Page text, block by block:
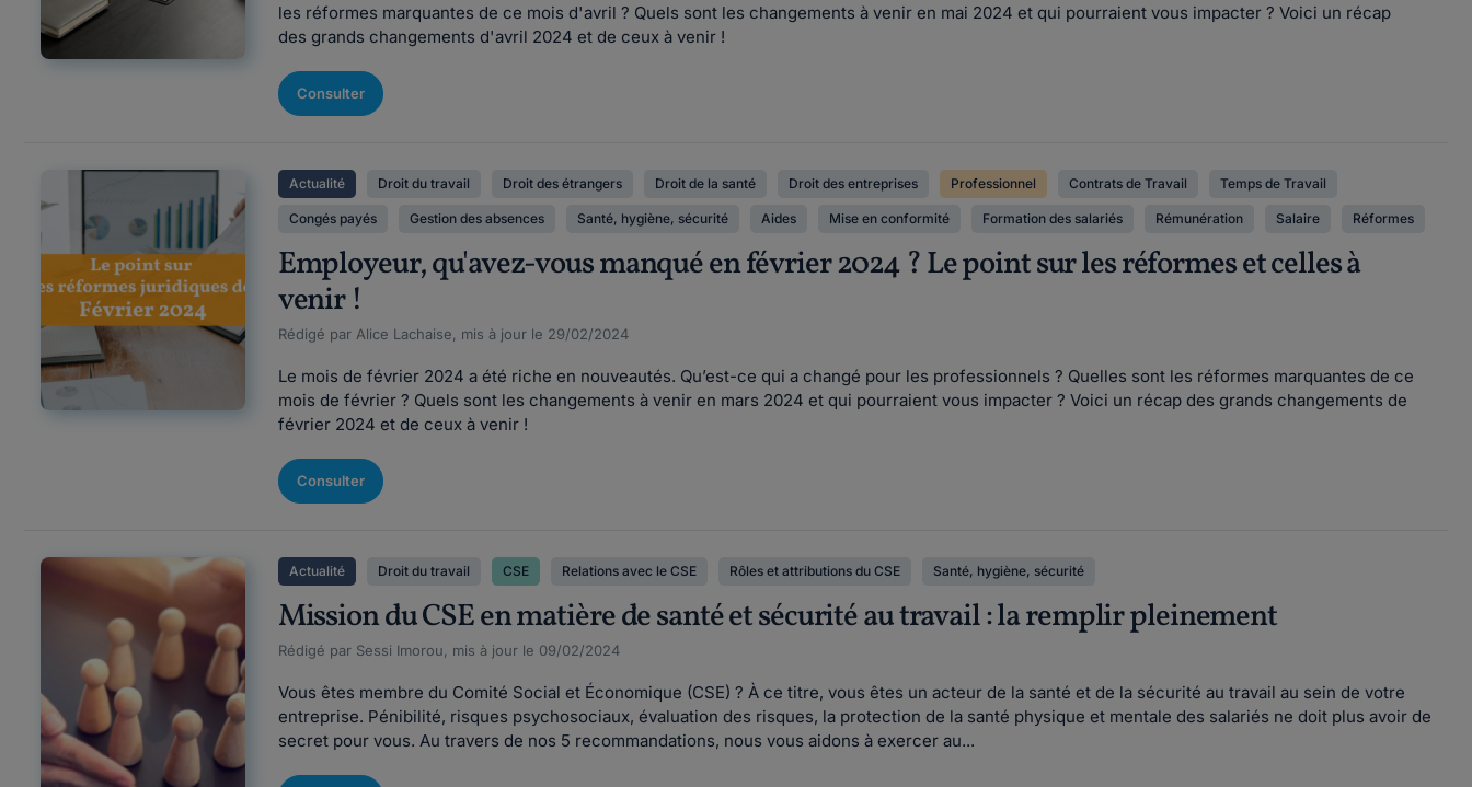
les réformes marquantes de ce mois d'avril ? Quels sont les changements à venir en mai 2024 et qui pourraient vous impacter ? Voici un récap
des grands changements d'avril 2024 et de ceux à venir !
Consulter
Actualité Droit du travail Droit des étrangers Droit de la santé Droit des entreprises Professionnel Contrats de Travail Temps de Travail
Congés payés Gestion des absences Santé, hygiène, sécurité Aides Mise en conformité Formation des salariés Rémunération Salaire Réformes
Employeur, qu'avez-vous manqué en février 2024 ? Le point sur les réformes et celles à
venir !
Rédigé par Alice Lachaise, mis à jour le 29/02/2024
Le mois de février 2024 a été riche en nouveautés. Qu’est-ce qui a changé pour les professionnels ? Quelles sont les réformes marquantes de ce
mois de février ? Quels sont les changements à venir en mars 2024 et qui pourraient vous impacter ? Voici un récap des grands changements de
février 2024 et de ceux à venir !
Consulter
Actualité Droit du travail CSE Relations avec le CSE Rôles et attributions du CSE Santé, hygiène, sécurité
Mission du CSE en matière de santé et sécurité au travail : la remplir pleinement
Rédigé par Sessi Imorou, mis à jour le 09/02/2024
Vous êtes membre du Comité Social et Économique (CSE) ? À ce titre, vous êtes un acteur de la santé et de la sécurité au travail au sein de votre
entreprise. Pénibilité, risques psychosociaux, évaluation des risques, la protection de la santé physique et mentale des salariés ne doit plus avoir de
secret pour vous. Au travers de nos 5 recommandations, nous vous aidons à exercer au...